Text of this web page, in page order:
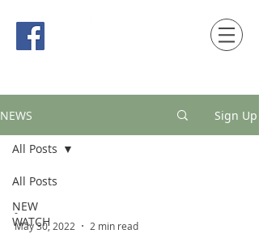
NEWS Sign Up
All Posts
NEW
WATCH
All Posts
-
May 30, 2022
2 min read